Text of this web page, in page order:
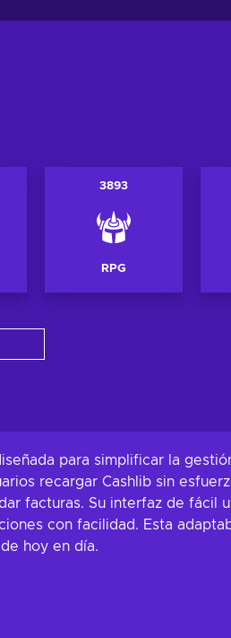
3893
RPG
para simplificar la
recargar Cashlib sin
facturas. Su interfaz de fácil
con facilidad. Esta
hoy en día.